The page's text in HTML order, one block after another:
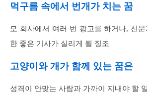
먹구름 속에서 번개가 치는 꿈
모 회사에서 여러 번 광고를 하거나, 신
한 좋은 기사가 실리게 될 징조
고양이와 개가 함께 있는 꿈은
성격이 안맞는 사람과 가까이 지내야 할